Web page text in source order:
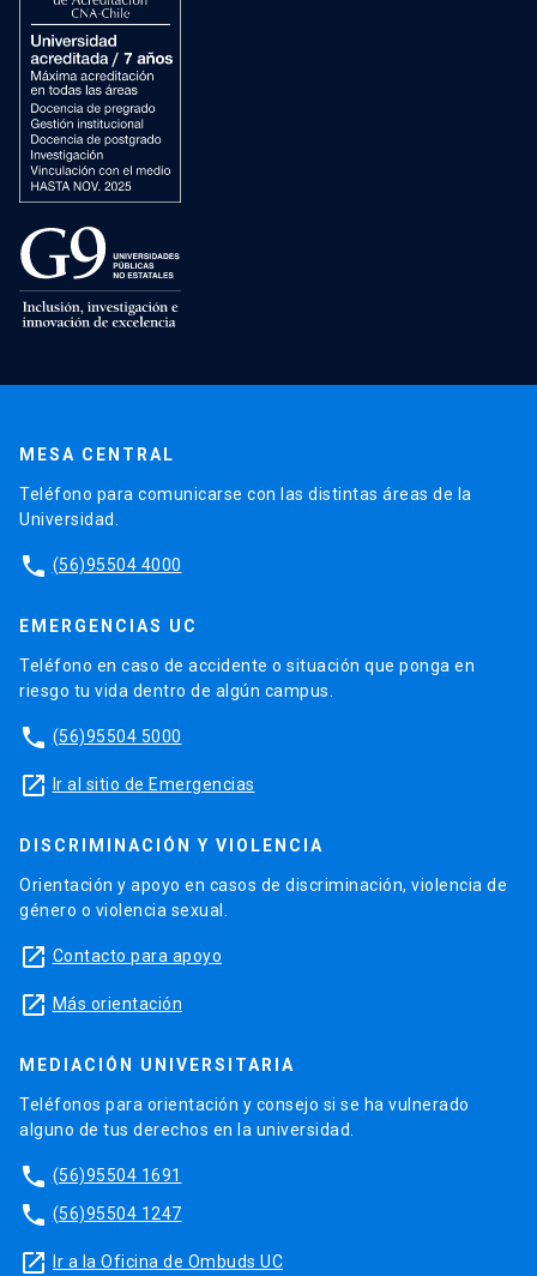
MESA CENTRAL
Teléfono para comunicarse con las distintas áreas de la
Universidad.
phone (56)95504 4000
EMERGENCIAS UC
Teléfono en caso de accidente o situación que ponga en
riesgo tu vida dentro de algún campus.
phone (56)95504 5000
launch Ir al sitio de Emergencias
DISCRIMINACIÓN Y VIOLENCIA
Orientación y apoyo en casos de discriminación, violencia de
género o violencia sexual.
launch Contacto para apoyo
launch Más orientación
MEDIACIÓN UNIVERSITARIA
Teléfonos para orientación y consejo si se ha vulnerado
alguno de tus derechos en la universidad.
phone (56)95504 1691
phone (56)95504 1247
launch Ir a la Oficina de Ombuds UC